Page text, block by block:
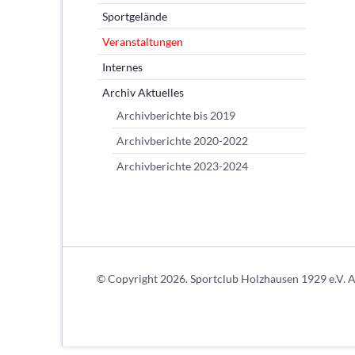
Sportgelände
Veranstaltungen
Internes
Archiv Aktuelles
Archivberichte bis 2019
Archivberichte 2020-2022
Archivberichte 2023-2024
© Copyright 2026. Sportclub Holzhausen 1929 e.V.